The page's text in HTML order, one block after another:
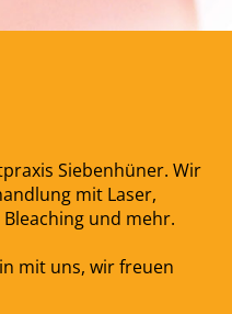
Siebenhüner. Wir
mit Laser,
und mehr.
mit uns, wir freuen